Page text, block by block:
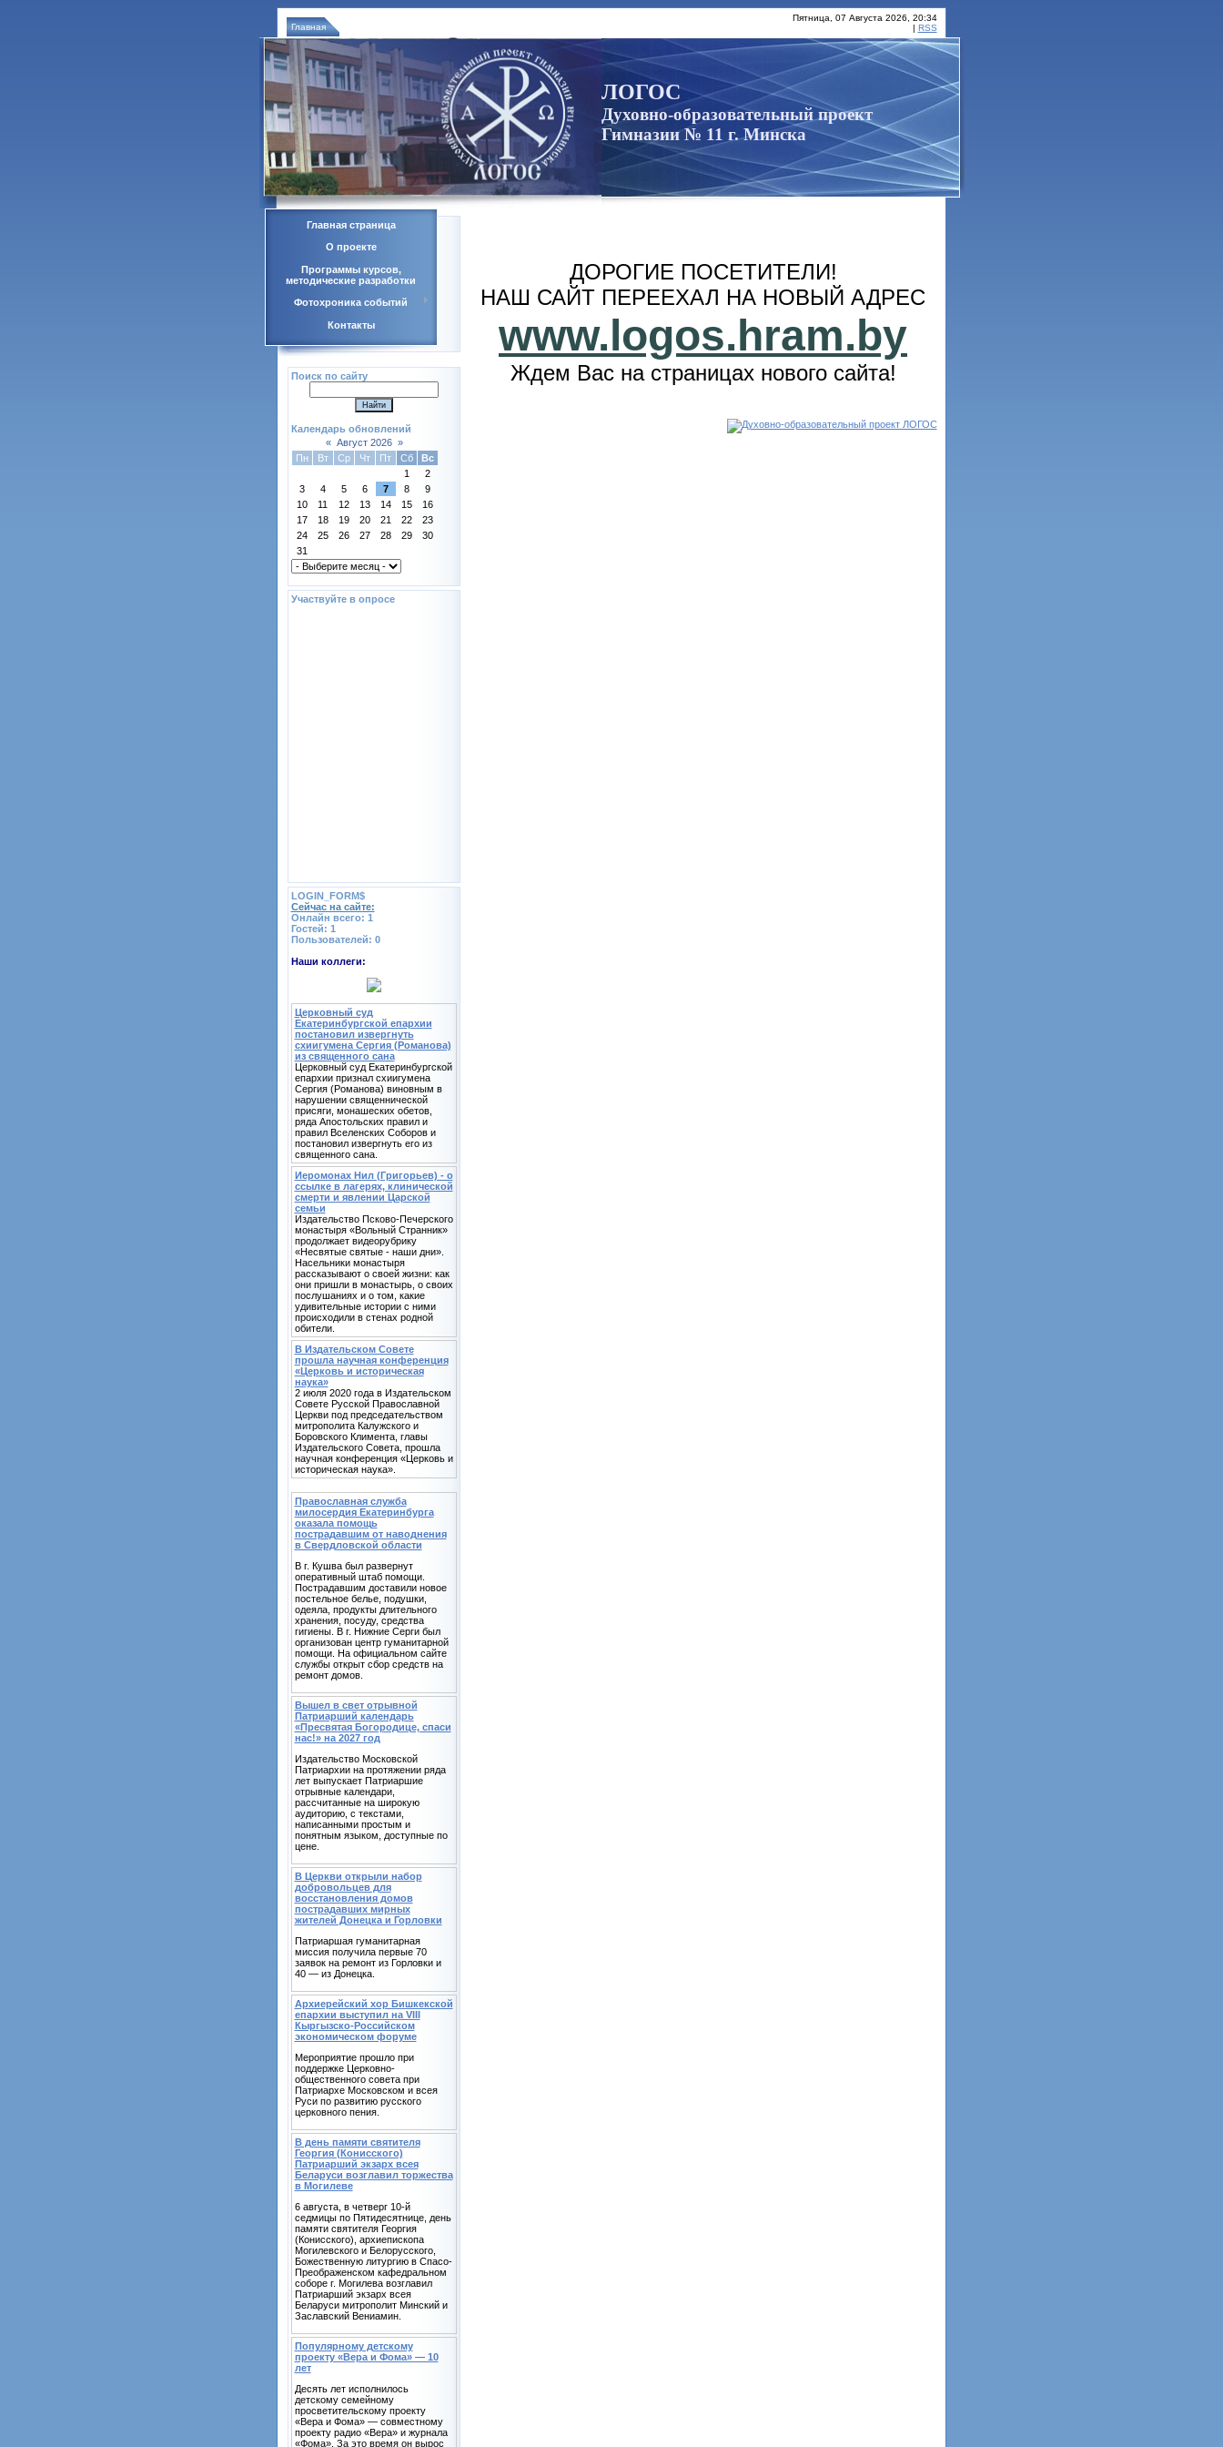
Главная
Пятница, 07 Августа 2026, 20:34
| RSS
ЛОГОС
Духовно-образовательный проект
Гимназии № 11 г. Минска
Главная страница
О проекте
Программы курсов,
методические разработки
Фотохроника событий
Контакты
Поиск по сайту
Календарь обновлений
« Август 2026 »
Пн
Вт Ср Чт Пт Сб
Вс
1
2
3
4 5 6 7 8
9
10
11 12 13 14 15
16
17
18 19 20 21 22
23
24
25 26 27 28 29
30
31
Участвуйте в опросе
LOGIN_FORM$
Сейчас на сайте:
Онлайн всего: 1
Гостей: 1
Пользователей: 0
Наши коллеги:
Церковный суд
Екатеринбургской епархии
постановил извергнуть
схиигумена Сергия (Романова)
из священного сана
Церковный суд Екатеринбургской
епархии признал схиигумена
Сергия (Романова) виновным в
нарушении священнической
присяги, монашеских обетов,
ряда Апостольских правил и
правил Вселенских Соборов и
постановил извергнуть его из
священного сана.
Иеромонах Нил (Григорьев) - о
ссылке в лагерях, клинической
смерти и явлении Царской
семьи
Издательство Псково-Печерского
монастыря «Вольный Странник»
продолжает видеорубрику
«Несвятые святые - наши дни».
Насельники монастыря
рассказывают о своей жизни: как
они пришли в монастырь, о своих
послушаниях и о том, какие
удивительные истории с ними
происходили в стенах родной
обители.
В Издательском Совете
прошла научная конференция
«Церковь и историческая
наука»
2 июля 2020 года в Издательском
Совете Русской Православной
Церкви под председательством
митрополита Калужского и
Боровского Климента, главы
Издательского Совета, прошла
научная конференция «Церковь и
историческая наука».
Православная служба
милосердия Екатеринбурга
оказала помощь
пострадавшим от наводнения
в Свердловской области
В г. Кушва был развернут
оперативный штаб помощи.
Пострадавшим доставили новое
постельное белье, подушки,
одеяла, продукты длительного
хранения, посуду, средства
гигиены. В г. Нижние Серги был
организован центр гуманитарной
помощи. На официальном сайте
службы открыт сбор средств на
ремонт домов.
Вышел в свет отрывной
Патриарший календарь
«Пресвятая Богородице, спаси
нас!» на 2027 год
Издательство Московской
Патриархии на протяжении ряда
лет выпускает Патриаршие
отрывные календари,
рассчитанные на широкую
аудиторию, с текстами,
написанными простым и
понятным языком, доступные по
цене.
В Церкви открыли набор
добровольцев для
восстановления домов
пострадавших мирных
жителей Донецка и Горловки
Патриаршая гуманитарная
миссия получила первые 70
заявок на ремонт из Горловки и
40 — из Донецка.
Архиерейский хор Бишкекской
епархии выступил на VIII
Кыргызско-Российском
экономическом форуме
Мероприятие прошло при
поддержке Церковно-
общественного совета при
Патриархе Московском и всея
Руси по развитию русского
церковного пения.
В день памяти святителя
Георгия (Конисского)
Патриарший экзарх всея
Беларуси возглавил торжества
в Могилеве
6 августа, в четверг 10-й
седмицы по Пятидесятнице, день
памяти святителя Георгия
(Конисского), архиепископа
Могилевского и Белорусского,
Божественную литургию в Спасо-
Преображенском кафедральном
соборе г. Могилева возглавил
Патриарший экзарх всея
Беларуси митрополит Минский и
Заславский Вениамин.
Популярному детскому
проекту «Вера и Фома» — 10
лет
Десять лет исполнилось
детскому семейному
просветительскому проекту
«Вера и Фома» — совместному
проекту радио «Вера» и журнала
«Фома». За это время он вырос
ДОРОГИЕ ПОСЕТИТЕЛИ!
НАШ САЙТ ПЕРЕЕХАЛ НА НОВЫЙ АДРЕС
www.logos.hram.by
Ждем Вас на страницах нового сайта!